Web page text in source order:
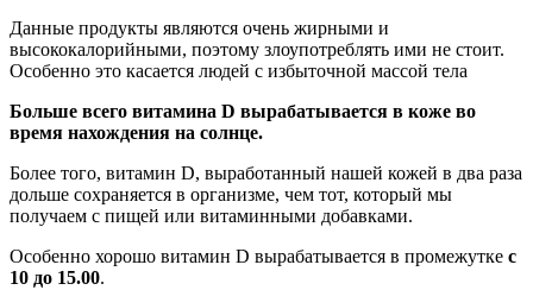
Данные продукты являются очень жирными и
высококалорийными, поэтому злоупотреблять ими не стоит.
Особенно это касается людей с избыточной массой тела
Больше всего витамина D вырабатывается в коже во
время нахождения на солнце.
Более того, витамин D, выработанный нашей кожей в два раза
дольше сохраняется в организме, чем тот, который мы
получаем с пищей или витаминными добавками.
Особенно хорошо витамин D вырабатывается в промежутке с
10 до 15.00.